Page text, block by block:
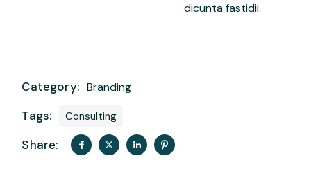
dicunta fastidii.
Category: Branding
Tags: Consulting
Share: